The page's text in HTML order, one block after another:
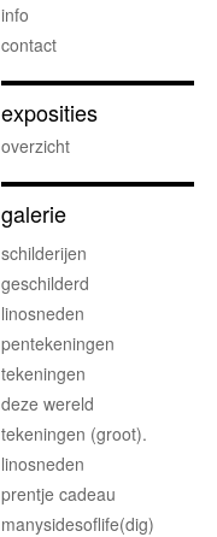
info
contact
exposities
overzicht
galerie
schilderijen
geschilderd
linosneden
pentekeningen
tekeningen
deze wereld
tekeningen (groot).
linosneden
prentje cadeau
manysidesoflife(dig)